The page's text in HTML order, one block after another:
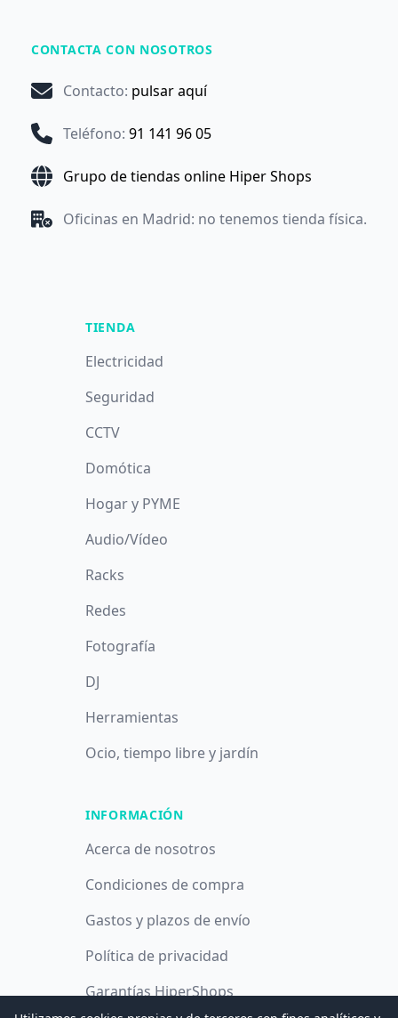
CONTACTA CON NOSOTROS
Contacto: pulsar aquí
Teléfono: 91 141 96 05
Grupo de tiendas online Hiper Shops
Oficinas en Madrid: no tenemos tienda física.
TIENDA
Electricidad
Seguridad
CCTV
Domótica
Hogar y PYME
Audio/Vídeo
Racks
Redes
Fotografía
DJ
Herramientas
Ocio, tiempo libre y jardín
INFORMACIÓN
Acerca de nosotros
Condiciones de compra
Gastos y plazos de envío
Política de privacidad
Garantías HiperShops